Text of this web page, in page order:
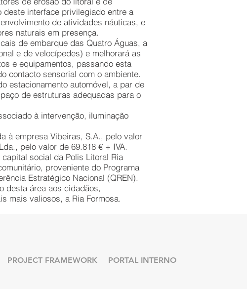
interface privilegiado entre a
de atividades náuticas, e
naturais em presença.
de embarque das Quatro Águas, a
e de velocípedes) e melhorará as
e equipamentos, passando esta
contacto sensorial com o ambiente.
estacionamento automóvel, a par de
de estruturas adequadas para o
à intervenção, iluminação
à empresa Vibeiras, S.A., pelo valor
pelo valor de 69.818 € + IVA.
social da Polis Litoral Ria
proveniente do Programa
Estratégico Nacional (QREN).
desta área aos cidadãos,
mais valiosos, a Ria Formosa.
PROJECT FRAMEWORK PORTAL INTERNO